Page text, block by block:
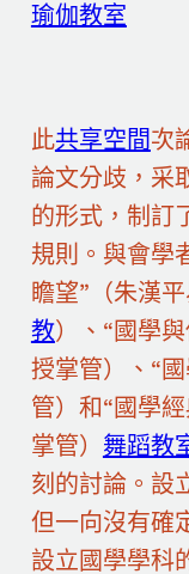
瑜伽教室
此共享空間次
論文分歧，采
的形式，制訂
規則。與會學
瞻望”（朱漢
教）、“國學
授掌管）、“
管）和“國學
掌管） 舞蹈教
刻的討論。設
但一向沒有確
設立國學學科